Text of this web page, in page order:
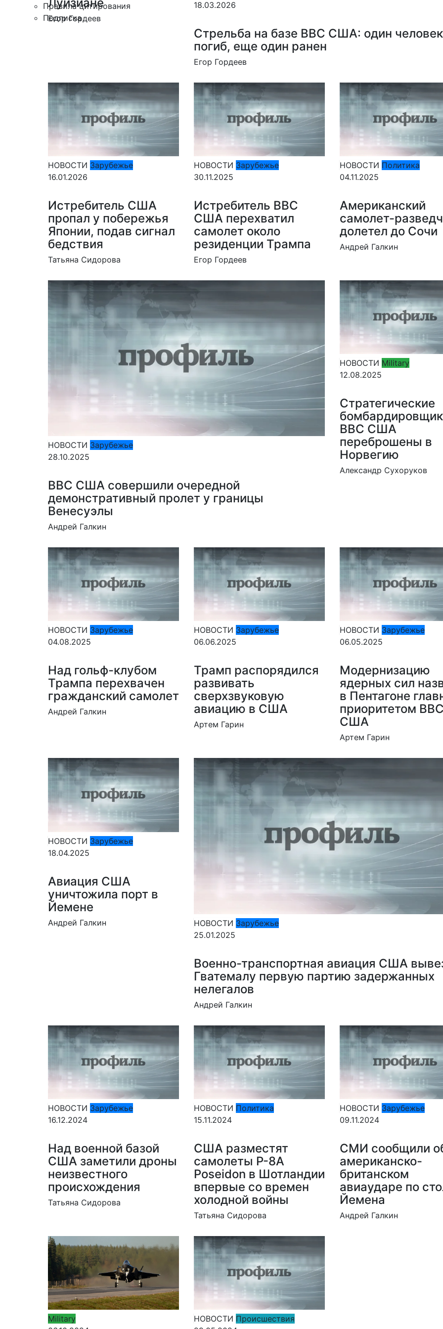
Правила цитирования
Подписка
Егор Гордеев
18.03.2026
Стрельба на базе ВВС США: один человек
погиб, еще один ранен
Егор Гордеев
НОВОСТИ Зарубежье
16.01.2026
Истребитель США
пропал у побережья
Японии, подав сигнал
бедствия
Татьяна Сидорова
НОВОСТИ Зарубежье
30.11.2025
Истребитель ВВС
США перехватил
самолет около
резиденции Трампа
Егор Гордеев
НОВОСТИ Политика
04.11.2025
Американский
самолет-
долетел до Сочи
Андрей Галкин
НОВОСТИ Зарубежье
28.10.2025
ВВС США совершили очередной
демонстративный пролет у границы
Венесуэлы
Андрей Галкин
НОВОСТИ Military
12.08.2025
Стратегические
ВВС США
переброшены в
Норвегию
Александр Сухоруков
НОВОСТИ Зарубежье
04.08.2025
Над гольф-клубом
Трампа перехвачен
гражданский самолет
Андрей Галкин
НОВОСТИ Зарубежье
06.06.2025
Трамп распорядился
развивать
сверхзвуковую
авиацию в США
Артем Гарин
НОВОСТИ Зарубежье
06.05.2025
Модернизацию
ядерных сил
в Пентагоне
приоритетом
США
Артем Гарин
НОВОСТИ Зарубежье
18.04.2025
Авиация США
уничтожила порт в
Йемене
Андрей Галкин НОВОСТИ Зарубежье
25.01.2025
Военно-транспортная авиация США
Гватемалу первую партию задержанных
нелегалов
Андрей Галкин
НОВОСТИ Зарубежье
16.12.2024
Над военной базой
США заметили дроны
неизвестного
происхождения
Татьяна Сидорова
НОВОСТИ Политика
15.11.2024
США разместят
самолеты P-8A
Poseidon в Шотландии
впервые со времен
холодной войны
Татьяна Сидорова
НОВОСТИ Зарубежье
09.11.2024
СМИ сообщили
американско-
британском
авиаударе по
Йемена
Андрей Галкин
Military
НОВОСТИ Происшествия